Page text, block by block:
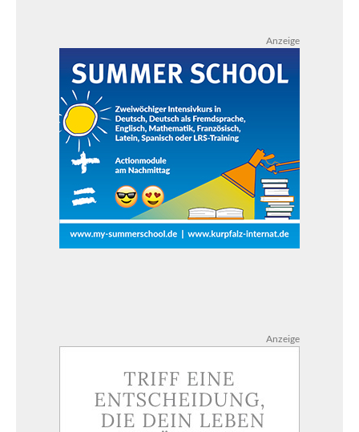
Anzeige
Anzeige